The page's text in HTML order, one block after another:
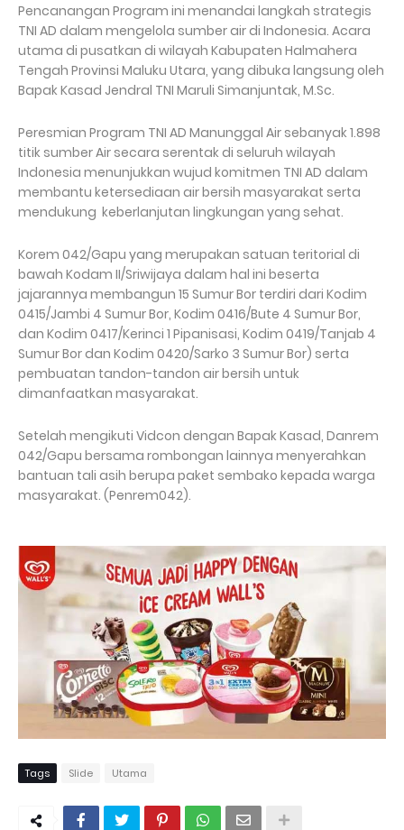
Pencanangan Program ini menandai langkah strategis
TNI AD dalam mengelola sumber air di Indonesia. Acara
utama di pusatkan di wilayah Kabupaten Halmahera
Tengah Provinsi Maluku Utara, yang dibuka langsung oleh
Bapak Kasad Jendral TNI Maruli Simanjuntak, M.Sc.
Peresmian Program TNI AD Manunggal Air sebanyak 1.898
titik sumber Air secara serentak di seluruh wilayah
Indonesia menunjukkan wujud komitmen TNI AD dalam
membantu ketersediaan air bersih masyarakat serta
mendukung keberlanjutan lingkungan yang sehat.
Korem 042/Gapu yang merupakan satuan teritorial di
bawah Kodam II/Sriwijaya dalam hal ini beserta
jajarannya membangun 15 Sumur Bor terdiri dari Kodim
0415/Jambi 4 Sumur Bor, Kodim 0416/Bute 4 Sumur Bor,
dan Kodim 0417/Kerinci 1 Pipanisasi, Kodim 0419/Tanjab 4
Sumur Bor dan Kodim 0420/Sarko 3 Sumur Bor) serta
pembuatan tandon-tandon air bersih untuk
dimanfaatkan masyarakat.
Setelah mengikuti Vidcon dengan Bapak Kasad, Danrem
042/Gapu bersama rombongan lainnya menyerahkan
bantuan tali asih berupa paket sembako kepada warga
masyarakat. (Penrem042).
Tags Slide Utama